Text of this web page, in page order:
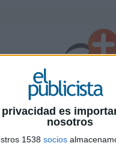
privacidad es
nosotros
1538 socios